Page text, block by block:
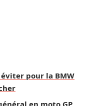
pour la BMW
en moto GP